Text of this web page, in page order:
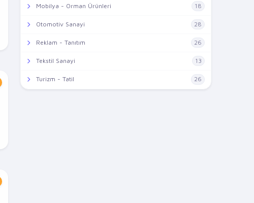
Mobilya - Orman Ürünleri 18
Otomotiv Sanayi 28
Reklam - Tanıtım 26
Tekstil Sanayi 13
Turizm - Tatil 26